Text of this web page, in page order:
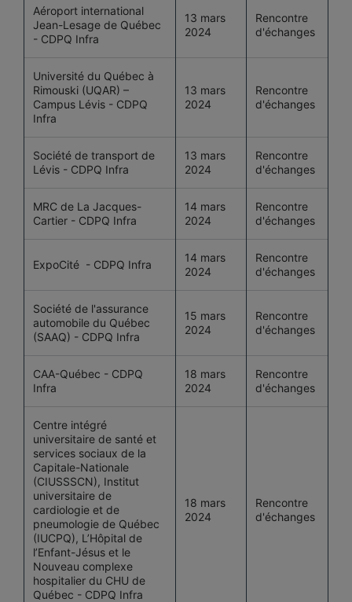
Aéroport international
Jean-Lesage de Québec
- CDPQ Infra
13 mars
2024
Rencontre
d'échanges
Université du Québec à
Rimouski (UQAR) –
Campus Lévis - CDPQ
Infra
13 mars
2024
Rencontre
d'échanges
Société de transport de
Lévis - CDPQ Infra
13 mars
2024
Rencontre
d'échanges
MRC de La Jacques-
Cartier - CDPQ Infra
14 mars
2024
Rencontre
d'échanges
ExpoCité - CDPQ Infra
14 mars
2024
Rencontre
d'échanges
Société de l'assurance
automobile du Québec
(SAAQ) - CDPQ Infra
15 mars
2024
Rencontre
d'échanges
CAA-Québec - CDPQ
Infra
18 mars
2024
Rencontre
d'échanges
Centre intégré
universitaire de santé et
services sociaux de la
Capitale-Nationale
(CIUSSSCN), Institut
universitaire de
cardiologie et de
pneumologie de Québec
(IUCPQ), L’Hôpital de
l’Enfant-Jésus et le
Nouveau complexe
hospitalier du CHU de
Québec - CDPQ Infra
18 mars
2024
Rencontre
d'échanges